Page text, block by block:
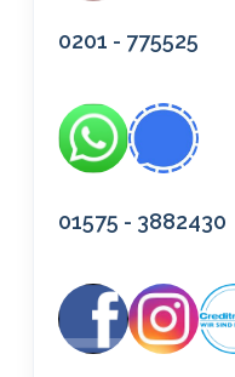
0201 - 775525
01575 - 3882430